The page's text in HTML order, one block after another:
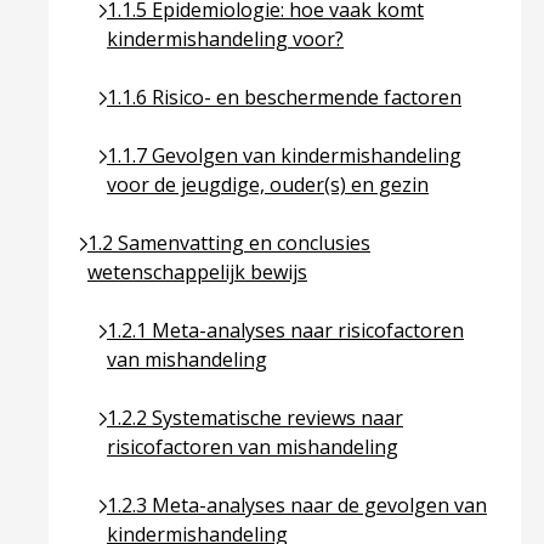
1.1.5 Epidemiologie: hoe vaak komt
kindermishandeling voor?
Ga naar pagina over 1.1.5 Epidemiologie: hoe
1.1.6 Risico- en beschermende factoren
Ga naar pagina over 1.1.6 Risico- en
1.1.7 Gevolgen van kindermishandeling
voor de jeugdige, ouder(s) en gezin
Ga naar pagina over 1.1.7 Gevolgen van
1.2 Samenvatting en conclusies
wetenschappelijk bewijs
Ga naar pagina over 1.2 Samenvatting en
1.2.1 Meta-analyses naar risicofactoren
van mishandeling
Ga naar pagina over 1.2.1 Meta-analyses naar
1.2.2 Systematische reviews naar
risicofactoren van mishandeling
Ga naar pagina over 1.2.2 Systematische
1.2.3 Meta-analyses naar de gevolgen van
kindermishandeling
Ga naar pagina over 1.2.3 Meta-analyses naar